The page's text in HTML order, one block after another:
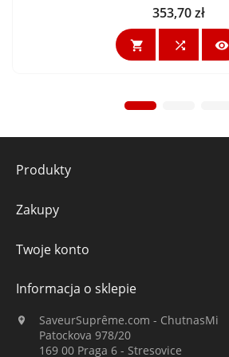
Cena
353,70 zł
  
Produkty
Zakupy
Twoje konto
Informacja o sklepie

SaveurSuprême.com - ChutnasMi
Patockova 978/20
169 00 Praga 6 - Stresovice